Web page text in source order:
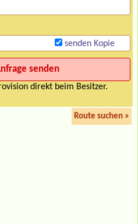
senden Kopie
direkt beim Besitzer.
Route suchen »